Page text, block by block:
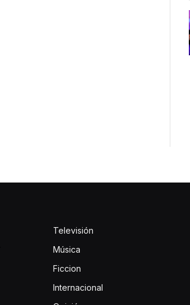
Televisión
Música
Ficcion
Internacional